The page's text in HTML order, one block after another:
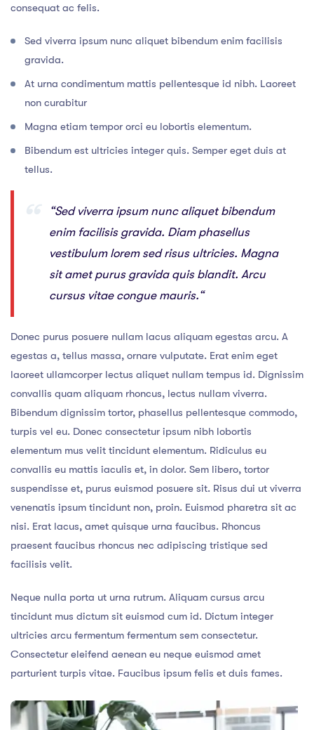
consequat ac felis.
Sed viverra ipsum nunc aliquet bibendum enim facilisis
gravida.
At urna condimentum mattis pellentesque id nibh. Laoreet
non curabitur
Magna etiam tempor orci eu lobortis elementum.
Bibendum est ultricies integer quis. Semper eget duis at
tellus.
“Sed viverra ipsum nunc aliquet bibendum
enim facilisis gravida. Diam phasellus
vestibulum lorem sed risus ultricies. Magna
sit amet purus gravida quis blandit. Arcu
cursus vitae congue mauris.“
Donec purus posuere nullam lacus aliquam egestas arcu. A
egestas a, tellus massa, ornare vulputate. Erat enim eget
laoreet ullamcorper lectus aliquet nullam tempus id. Dignissim
convallis quam aliquam rhoncus, lectus nullam viverra.
Bibendum dignissim tortor, phasellus pellentesque commodo,
turpis vel eu. Donec consectetur ipsum nibh lobortis
elementum mus velit tincidunt elementum. Ridiculus eu
convallis eu mattis iaculis et, in dolor. Sem libero, tortor
suspendisse et, purus euismod posuere sit. Risus dui ut viverra
venenatis ipsum tincidunt non, proin. Euismod pharetra sit ac
nisi. Erat lacus, amet quisque urna faucibus. Rhoncus
praesent faucibus rhoncus nec adipiscing tristique sed
facilisis velit.
Neque nulla porta ut urna rutrum. Aliquam cursus arcu
tincidunt mus dictum sit euismod cum id. Dictum integer
ultricies arcu fermentum fermentum sem consectetur.
Consectetur eleifend aenean eu neque euismod amet
parturient turpis vitae. Faucibus ipsum felis et duis fames.